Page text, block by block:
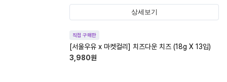
상세보기
직접 구매한
[서울우유 x 마켓컬리] 치즈다운 치즈 (18g X 13입)
3,980원